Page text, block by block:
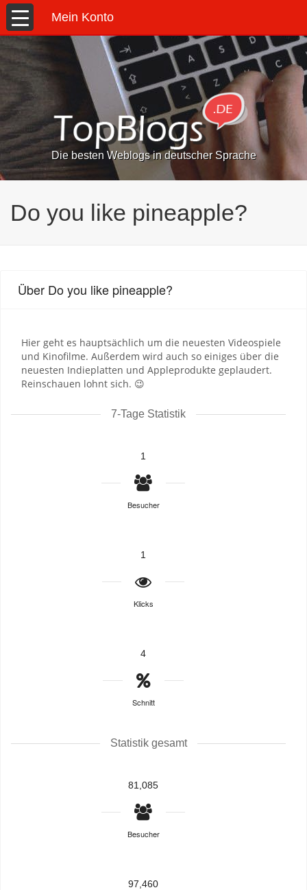
Mein Konto
Die besten Weblogs in deutscher Sprache
Do you like pineapple?
Über Do you like pineapple?
Hier geht es hauptsächlich um die neuesten Videospiele
und Kinofilme. Außerdem wird auch so einiges über die
neuesten Indieplatten und Appleprodukte geplaudert.
Reinschauen lohnt sich. 😉
7-Tage Statistik
1
Besucher
1
Klicks
4
Schnitt
Statistik gesamt
81,085
Besucher
97,460